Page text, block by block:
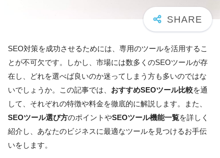
SEO対策を成功させるためには、専用のツールを活用するこ
とが不可欠です。しかし、市場には数多くのSEOツールが存
在し、どれを選べば良いのか迷ってしまう方も多いのではな
いでしょうか。この記事では、 おすすめSEOツール比較を通
して、それぞれの特徴や料金を徹底的に解説します。また、
SEOツール選び方のポイントやSEOツール機能一覧を詳しく
紹介し、あなたのビジネスに最適なツールを見つけるお手伝
いをします。